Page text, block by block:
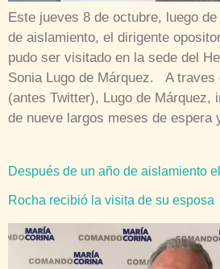
Este jueves 8 de octubre, luego
de aislamiento, el dirigente
pudo ser visitado en la sede del
Sonia Lugo de Márquez. A traves
(antes Twitter), Lugo de Márquez,
de nueve largos meses de
Después de un año de aislamiento
Rocha recibió la visita de su esposa